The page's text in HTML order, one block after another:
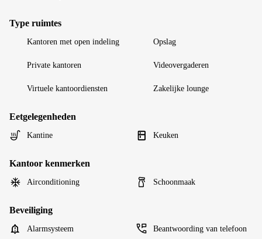
Type ruimtes
Kantoren met open indeling Opslag
Private kantoren Videovergaderen
Virtuele kantoordiensten Zakelijke lounge
Eetgelegenheden
Kantine Keuken
Kantoor kenmerken
Airconditioning Schoonmaak
Beveiliging
Alarmsysteem Beantwoording van telefoon